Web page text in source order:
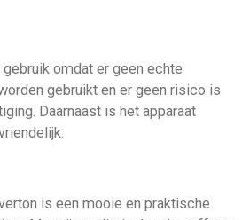
omdat er geen echte
gebruikt en er geen risico is
Daarnaast is het apparaat
is een mooie en praktische